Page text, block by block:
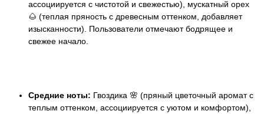
ассоциируется с чистотой и свежестью), мускатный орех
🌰 (теплая пряность с древесным оттенком, добавляет
изысканности). Пользователи отмечают бодрящее и
свежее начало.
Средние ноты: Гвоздика 🌸 (пряный цветочный аромат с
теплым оттенком, ассоциируется с уютом и комфортом),